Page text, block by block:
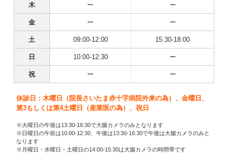
木 ー ー
金 ー ー
土 09:00-12:00 15:30-18:00
日 10:00-12:30 ー
祝 ー ー
休診日：木曜日（院長さいたま赤十字病院外来の為）、金曜日、
第3もしくは第4土曜日（産業医の為）、祝日
※火曜日の午後は13:30-16:30で大腸カメラのみとなります
※日曜日の午前は10:00-12:30、午後は13:30-16:30で午後は大腸カメラのみと
なります
※月曜日・水曜日・土曜日の14:00-15:30は大腸カメラの時間帯です